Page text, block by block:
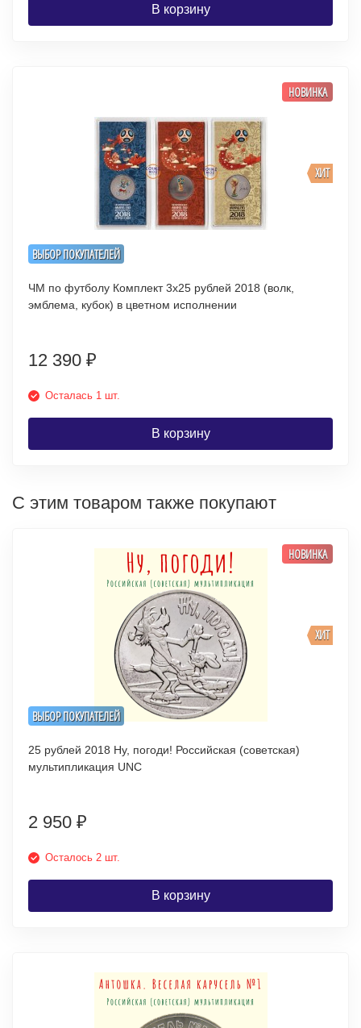
В корзину
ВЫБОР ПОКУПАТЕЛЕЙ
ХИТ
НОВИНКА
ЧМ по футболу Комплект 3х25 рублей 2018 (волк,
эмблема, кубок) в цветном исполнении
12 390 ₽
Осталась 1 шт.
В корзину
С этим товаром также покупают
ВЫБОР ПОКУПАТЕЛЕЙ
ХИТ
НОВИНКА
25 рублей 2018 Ну, погоди! Российская (советская)
мультипликация UNC
2 950 ₽
Осталось 2 шт.
В корзину